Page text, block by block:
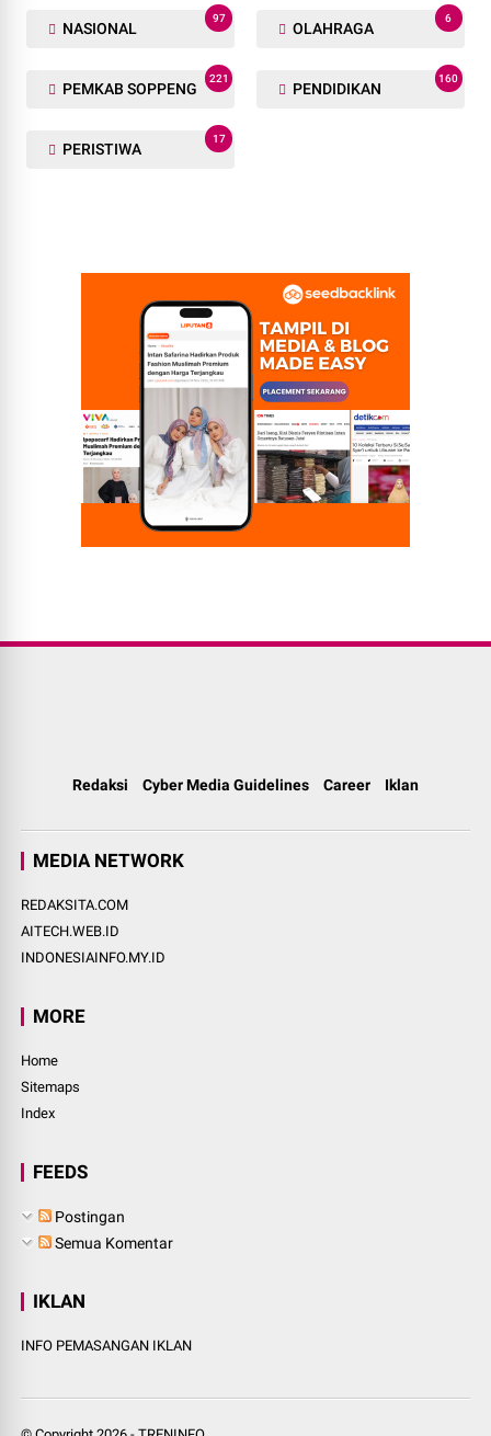
NASIONAL
97
OLAHRAGA
6
PEMKAB SOPPENG
221
PENDIDIKAN
160
PERISTIWA
17
Redaksi Cyber Media Guidelines Career Iklan
MEDIA NETWORK
REDAKSITA.COM
AITECH.WEB.ID
INDONESIAINFO.MY.ID
MORE
Home
Sitemaps
Index
FEEDS
Postingan
Semua Komentar
IKLAN
INFO PEMASANGAN IKLAN